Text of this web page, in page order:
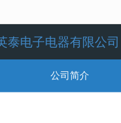
公司简介